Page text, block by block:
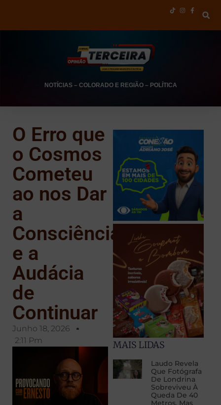
NOTÍCIAS– COLORADO E REGIÃO– POLÍTICA
O Erro que
o Cosmos
Cometeu
ao nos Dar
a
Consciência
e a
Audácia
de
Continuar
Junho 18, 2026
2:11 Pm
MAIS LIDAS
Laudo Revela
Que Fotógrafa
De Londrina
Sobreviveu À
Queda De 40
Metros, Mas